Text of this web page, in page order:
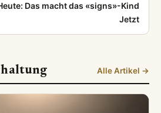
Das macht das «signs»-Kind
Jetzt
Alle Artikel →